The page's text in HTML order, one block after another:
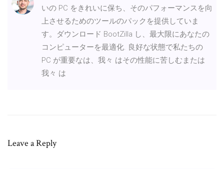
いの PC をきれいに保ち、そのパフォーマンスを向
上させるためのツールのパックを提供していま
す。ダウンロード BootZilla し、最大限にあなたの
コンピューターを最適化. 良好な状態で私たちの
PC が重要なは、我々 はその性能に苦しむまたは
我々 は
Leave a Reply